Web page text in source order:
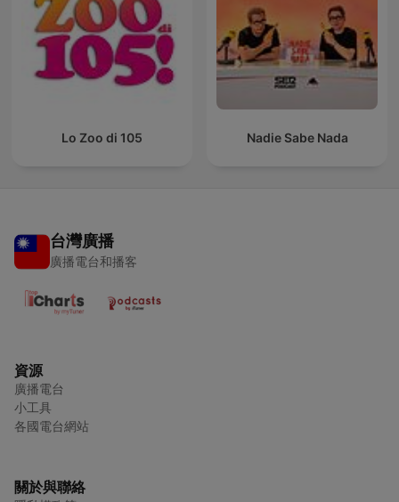
Lo Zoo di 105 Nadie Sabe Nada
台灣廣播
廣播電台和播客
資源
廣播電台
小工具
各國電台網站
關於與聯絡